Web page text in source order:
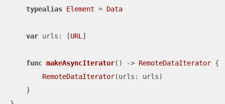
typealias Element = Data
var urls: [URL ]
func makeAsyncIterator() -> RemoteDataIterator {
RemoteDataIterator(urls: urls)
    }